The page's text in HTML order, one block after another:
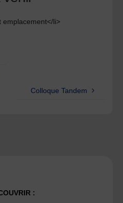
emplacement</li>
Colloque Tandem
: